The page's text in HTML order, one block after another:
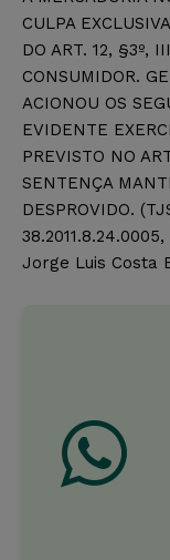
CULPA
DO ART. 12, §3º,
CONSUMIDOR.
ACIONOU OS
EVIDENTE
PREVISTO NO
SENTENÇA
DESPROVIDO.
Jorge Luis Costa